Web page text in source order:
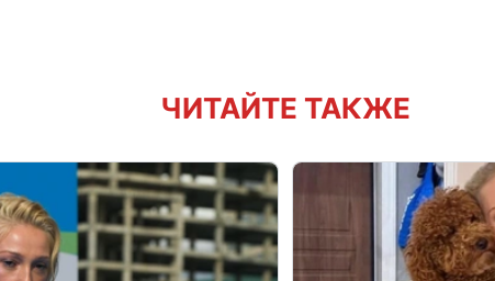
ЧИТАЙТЕ ТАКЖЕ